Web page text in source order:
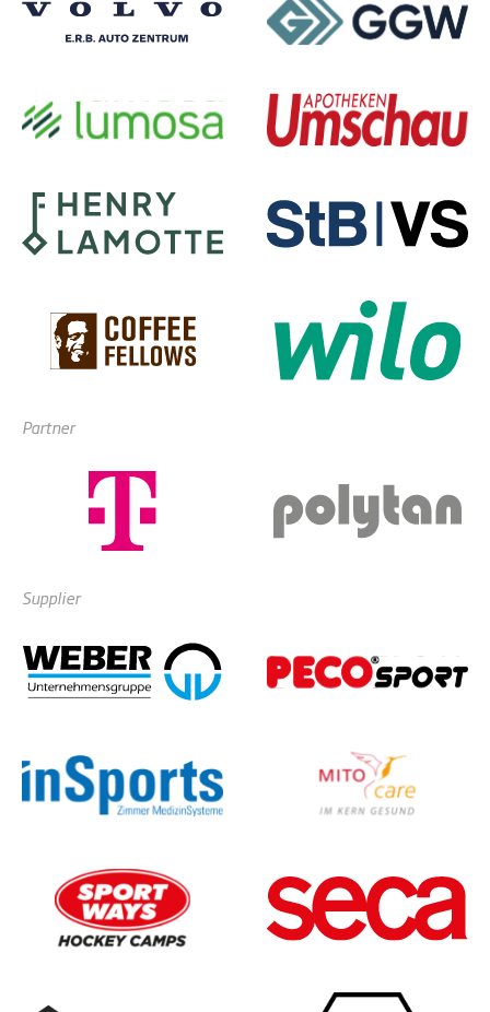
Partner
Supplier